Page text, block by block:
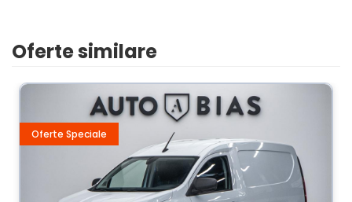
Oferte similare
Oferte Speciale